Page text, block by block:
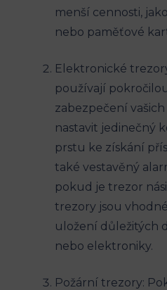
menší cennosti,
nebo paměťové
Elektronické
používají
zabezpečení
nastavit jedinečný
prstu ke získání
také vestavěný
pokud je trezor
trezory jsou
uložení důležitých
nebo elektroniky.
Požární trezory: